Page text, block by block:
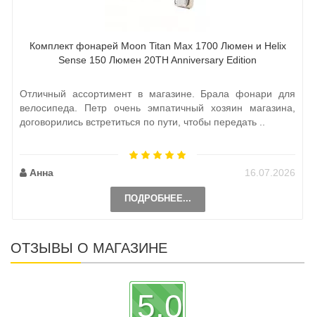
Комплект фонарей Moon Titan Max 1700 Люмен и Helix
Sense 150 Люмен 20TH Anniversary Edition
Отличный ассортимент в магазине. Брала фонари для
велосипеда. Петр очень эмпатичный хозяин магазина,
договорились встретиться по пути, чтобы передать ..
Анна 16.07.2026
ПОДРОБНЕЕ...
ОТЗЫВЫ О МАГАЗИНЕ
5.0